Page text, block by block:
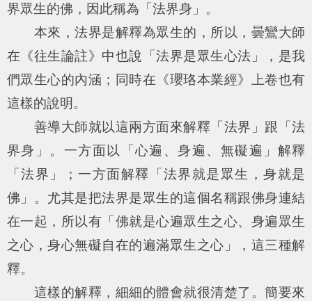
界眾生的佛，因此稱為「法界身」。
本來，法界是解釋為眾生的，所以，曇鸞大師
在《往生論註》中也說「法界是眾生心法」，是我
們眾生心的內涵；同時在《瓔珞本業經》上卷也有
這樣的說明。
善導大師就以這兩方面來解釋「法界」跟「法
界身」。一方面以「心遍、身遍、無礙遍」解釋
「法界」；一方面解釋「法界就是眾生，身就是
佛」。尤其是把法界是眾生的這個名稱跟佛身連結
在一起，所以有「佛就是心遍眾生之心、身遍眾生
之心，身心無礙自在的遍滿眾生之心」，這三種解
釋。
這樣的解釋，細細的體會就很清楚了。簡要來